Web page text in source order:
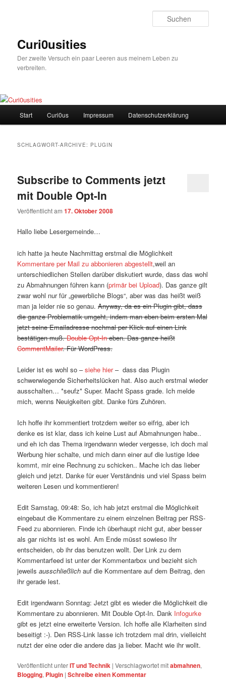
Curi0usities
Der zweite Versuch ein paar Leeren aus meinem Leben zu
verbreiten.
Start Curi0us Impressum Datenschutzerklärung
SCHLAGWORT-ARCHIVE: PLUGIN
Subscribe to Comments jetzt
mit Double Opt-In
Veröffentlicht am17. Oktober 2008
Hallo liebe Lesergemeinde…
ich hatte ja heute Nachmittag erstmal die Möglichkeit
Kommentare per Mail zu abbonieren abgestellt,weil an
unterschiedlichen Stellen darüber diskutiert wurde, dass das wohl
zu Abmahnungen führen kann (primär bei Upload). Das ganze gilt
zwar wohl nur für „gewerbliche Blogs“, aber was das heißt weiß
man ja leider nie so genau.Anyway, da es ein Plugin gibt, dass
die ganze Problematik umgeht, indem man eben beim ersten Mal
jetzt seine Emailadresse nochmal per Klick auf einen Link
bestätigen muß.Double Opt-Ineben. Das ganze heißt
CommentMailer. Für WordPress.
Leider ist es wohl so –siehe hier– dass das Plugin
schwerwiegende Sicherheitslücken hat. Also auch erstmal wieder
ausschalten… *seufz* Super. Macht Spass grade. Ich melde
mich, wenns Neuigkeiten gibt. Danke fürs Zuhören.
Ich hoffe ihr kommentiert trotzdem weiter so eifrig, aber ich
denke es ist klar, dass ich keine Lust auf Abmahnungen habe..
und eh ich das Thema irgendwann wieder vergesse, ich doch mal
Werbung hier schalte, und mich dann einer auf die lustige Idee
kommt, mir eine Rechnung zu schicken.. Mache ich das lieber
gleich und jetzt. Danke für euer Verständnis und viel Spass beim
weiteren Lesen und kommentieren!
Edit Samstag, 09:48: So, ich hab jetzt erstmal die Möglichkeit
eingebaut die Kommentare zu einem einzelnen Beitrag per RSS-
Feed zu abonnieren. Finde ich überhaupt nicht gut, aber besser
als gar nichts ist es wohl. Am Ende müsst sowieso Ihr
entscheiden, ob ihr das benutzen wollt. Der Link zu dem
Kommentarfeed ist unter der Kommentarbox und bezieht sich
jeweilsausschließlich auf die Kommentare auf dem Beitrag, den
ihr gerade lest.
Edit irgendwann Sonntag: Jetzt gibt es wieder die Möglichkeit die
Kommentare zu abonnieren. Mit Double Opt-In. Dank Infogurke
gibt es jetzt eine erweiterte Version. Ich hoffe alle Klarheiten sind
beseitigt :-). Den RSS-Link lasse ich trotzdem mal drin, vielleicht
nutzt der eine oder die andere das ja lieber. Macht wie ihr wollt.
Veröffentlicht unterIT und Technik |Verschlagwortet mitabmahnen,
Blogging, Plugin |Schreibe einen Kommentar